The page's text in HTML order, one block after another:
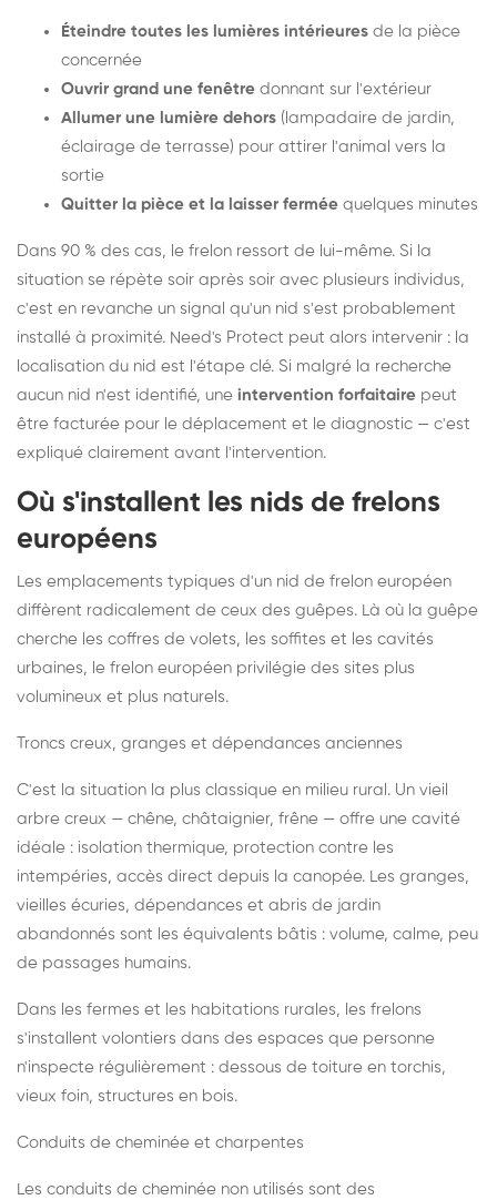
Éteindre toutes les lumières intérieures de la pièce
concernée
Ouvrir grand une fenêtre donnant sur l'extérieur
Allumer une lumière dehors (lampadaire de jardin,
éclairage de terrasse) pour attirer l'animal vers la
sortie
Quitter la pièce et la laisser fermée quelques minutes
Dans 90 % des cas, le frelon ressort de lui-même. Si la
situation se répète soir après soir avec plusieurs individus,
c'est en revanche un signal qu'un nid s'est probablement
installé à proximité. Need's Protect peut alors intervenir : la
localisation du nid est l'étape clé. Si malgré la recherche
aucun nid n'est identifié, une intervention forfaitaire peut
être facturée pour le déplacement et le diagnostic — c'est
expliqué clairement avant l'intervention.
Où s'installent les nids de frelons
européens
Les emplacements typiques d'un nid de frelon européen
diffèrent radicalement de ceux des guêpes. Là où la guêpe
cherche les coffres de volets, les soffites et les cavités
urbaines, le frelon européen privilégie des sites plus
volumineux et plus naturels.
Troncs creux, granges et dépendances anciennes
C'est la situation la plus classique en milieu rural. Un vieil
arbre creux — chêne, châtaignier, frêne — offre une cavité
idéale : isolation thermique, protection contre les
intempéries, accès direct depuis la canopée. Les granges,
vieilles écuries, dépendances et abris de jardin
abandonnés sont les équivalents bâtis : volume, calme, peu
de passages humains.
Dans les fermes et les habitations rurales, les frelons
s'installent volontiers dans des espaces que personne
n'inspecte régulièrement : dessous de toiture en torchis,
vieux foin, structures en bois.
Conduits de cheminée et charpentes
Les conduits de cheminée non utilisés sont des